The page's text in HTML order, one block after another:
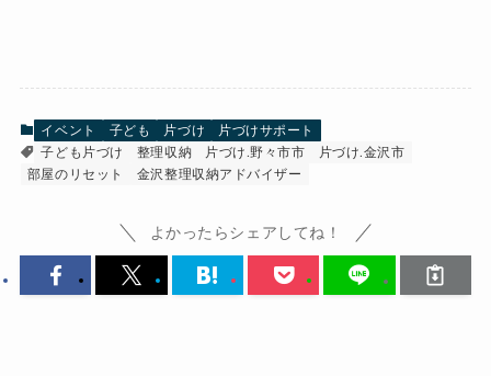
イベント 子ども 片づけ
片づけサポート
子ども片づけ
整理収納 片づけ.野々市市
片づけ.金沢市
部屋のリセット
金沢整理収納アドバイザー
よかったらシェアしてね！